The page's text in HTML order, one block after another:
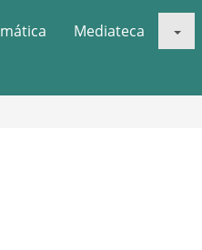
Mediateca